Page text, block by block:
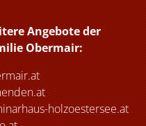
Angebote der
Obermair:
holzoestersee.at